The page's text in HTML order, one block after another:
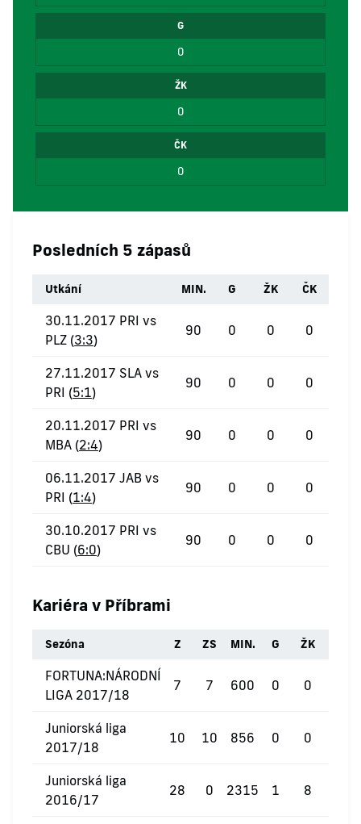
G
0
ŽK
0
ČK
0
Posledních 5 zápasů
Utkání MIN. G ŽK ČK
30.11.2017 PRI vs
PLZ (3:3)
90 0 0 0
27.11.2017 SLA vs
PRI (5:1)
90 0 0 0
20.11.2017 PRI vs
MBA (2:4)
90 0 0 0
06.11.2017 JAB vs
PRI (1:4)
90 0 0 0
30.10.2017 PRI vs
CBU (6:0)
90 0 0 0
Kariéra v Příbrami
Sezóna Z ZS MIN. G ŽK
FORTUNA:NÁRODNÍ
LIGA 2017/18
7 7 600 0 0
Juniorská liga
2017/18
10 10 856 0 0
Juniorská liga
2016/17
28 0 2315 1 8